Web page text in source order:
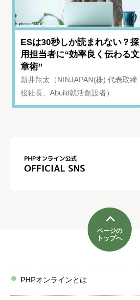
ESは30秒しか読まれない？採
用担当者に“効率良く伝わる文
章術”
新井翔太（NINJAPAN(株) 代表取締
役社長、Abuild就活創設者）
ページの
トップへ
PHPオンラインとは